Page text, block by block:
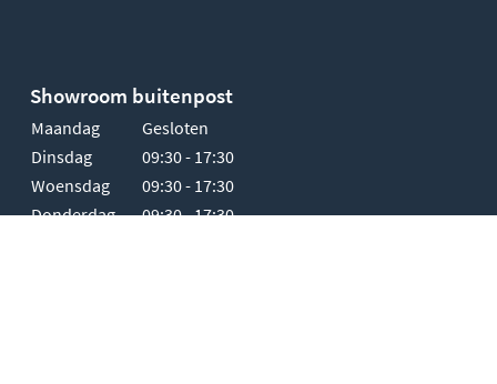
Showroom buitenpost
Maandag
Gesloten
Dinsdag
09:30 - 17:30
Woensdag
09:30 - 17:30
Donderdag
09:30 - 17:30